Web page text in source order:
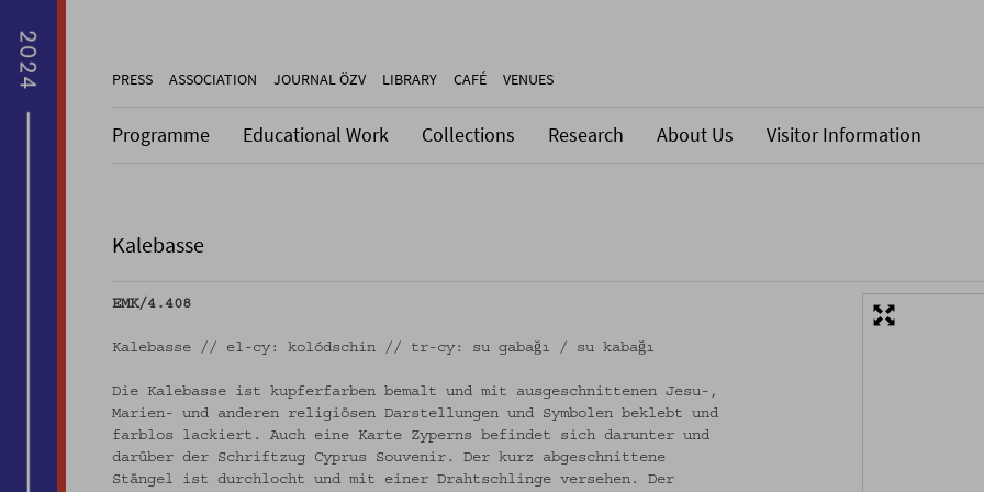
PRESS ASSOCIATION JOURNAL ÖZV LIBRARY CAFÉ VENUES
Programme Educational Work Collections Research About Us Visitor Information
Kalebasse
EMK/4.408
Kalebasse // el-cy: kolódschin // tr-cy: su gabağı / su kabağı
Die Kalebasse ist kupferfarben bemalt und mit ausgeschnittenen Jesu-,
Marien- und anderen religiösen Darstellungen und Symbolen beklebt und
farblos lackiert. Auch eine Karte Zyperns befindet sich darunter und
darüber der Schriftzug Cyprus Souvenir. Der kurz abgeschnittene
Stängel ist durchlocht und mit einer Drahtschlinge versehen. Der